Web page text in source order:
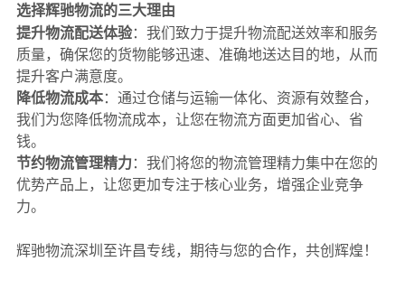
选择辉驰物流的三大理由
提升物流配送体验：我们致力于提升物流配送效率和服务
质量，确保您的货物能够迅速、准确地送达目的地，从而
提升客户满意度。
降低物流成本：通过仓储与运输一体化、资源有效整合，
我们为您降低物流成本，让您在物流方面更加省心、省
钱。
节约物流管理精力 ：我们将您的物流管理精力集中在您的
优势产品上，让您更加专注于核心业务，增强企业竞争
力。
辉驰物流深圳至许昌专线，期待与您的合作，共创辉煌！